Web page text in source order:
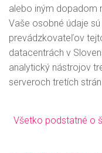
alebo iným dopadom
Vaše osobné údaje
prevádzkovateľov
datacentrách v
analytický nástrojov
serveroch tretích
Všetko podstatné o